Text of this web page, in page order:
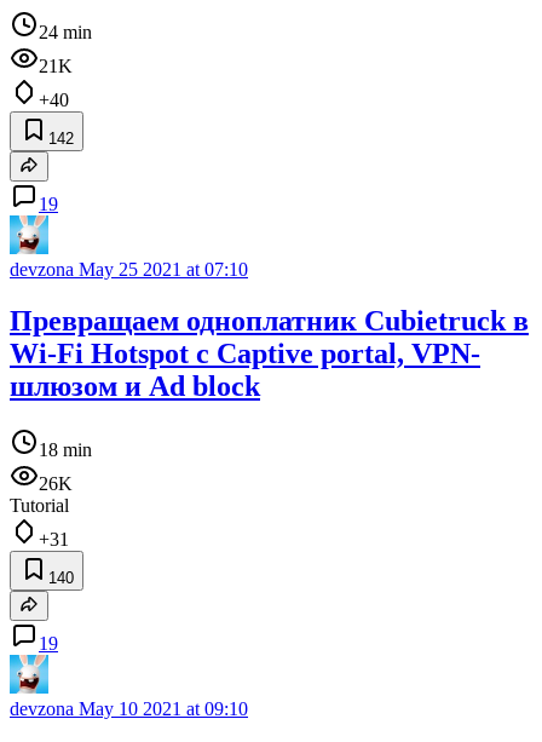
24 min
21K
+40
142
19
devzona May 25 2021 at 07:10
Превращаем одноплатник Cubietruck в
Wi-Fi Hotspot с Captive portal, VPN-
шлюзом и Ad block
18 min
26K
Tutorial
+31
140
19
devzona May 10 2021 at 09:10